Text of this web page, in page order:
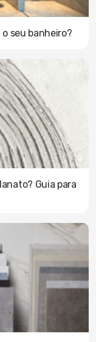
seu banheiro?
Guia para